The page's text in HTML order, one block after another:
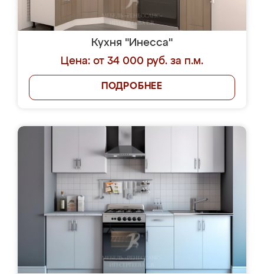
Кухня "Инесса"
Цена: от 34 000 руб. за п.м.
ПОДРОБНЕЕ